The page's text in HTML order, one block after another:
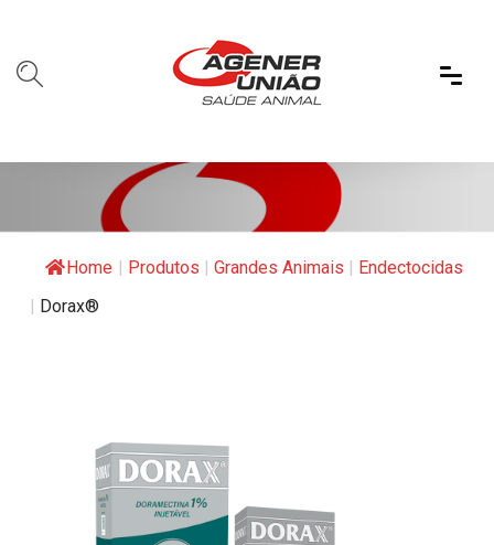
Home | Produtos | Grandes Animais | Endectocidas
| Dorax®